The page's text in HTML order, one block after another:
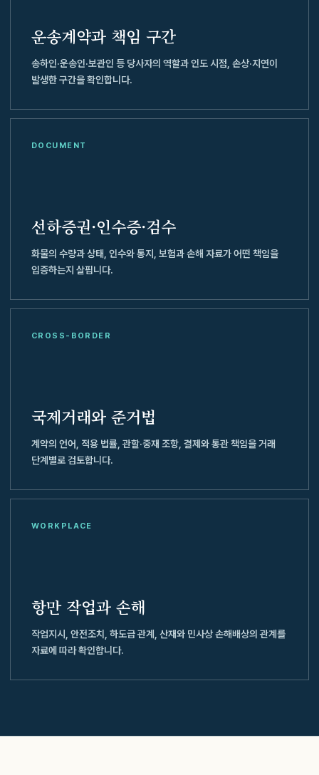
운송계약과 책임 구간
송하인·운송인·보관인 등 당사자의 역할과 인도 시점, 손상·지연이
발생한 구간을 확인합니다.
DOCUMENT
선하증권·인수증·검수
화물의 수량과 상태, 인수와 통지, 보험과 손해 자료가 어떤 책임을
입증하는지 살핍니다.
CROSS-BORDER
국제거래와 준거법
계약의 언어, 적용 법률, 관할·중재 조항, 결제와 통관 책임을 거래
단계별로 검토합니다.
WORKPLACE
항만 작업과 손해
작업지시, 안전조치, 하도급 관계, 산재와 민사상 손해배상의 관계를
자료에 따라 확인합니다.